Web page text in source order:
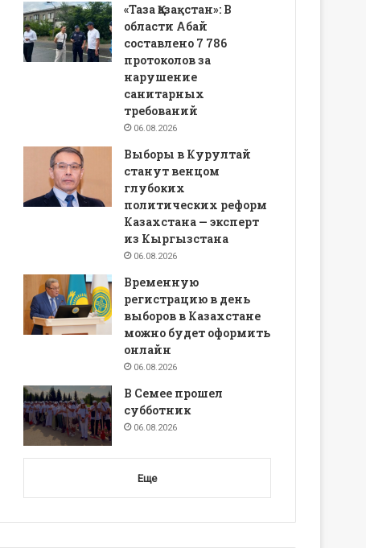
«Таза Қазақстан»: В
области Абай
составлено 7 786
протоколов за
нарушение
санитарных
требований
06.08.2026
Выборы в Курултай
станут венцом
глубоких
политических реформ
Казахстана — эксперт
из Кыргызстана
06.08.2026
Временную
регистрацию в день
выборов в Казахстане
можно будет оформить
онлайн
06.08.2026
В Семее прошел
субботник
06.08.2026
Еще